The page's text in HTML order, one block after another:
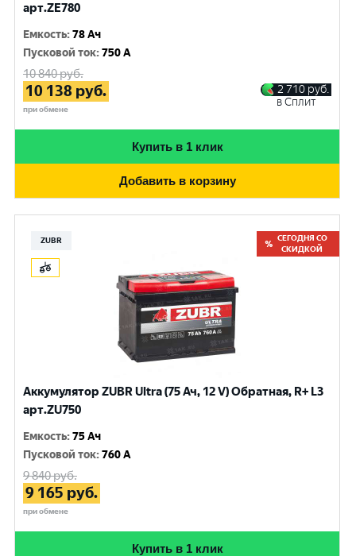
арт.ZE780
Емкость:78 Ач
Пусковой ток:750 A
10 840руб.
10 138 руб.
при обмене
2 710 руб.
в Сплит
Купить в 1 клик
Добавить в корзину
ZUBR
СЕГОДНЯ СО
СКИДКОЙ
Аккумулятор ZUBR Ultra (75 Ач, 12 V) Обратная, R+ L3
арт.ZU750
Емкость:75 Ач
Пусковой ток:760 A
9 840руб.
9 165 руб.
при обмене
Купить в 1 клик